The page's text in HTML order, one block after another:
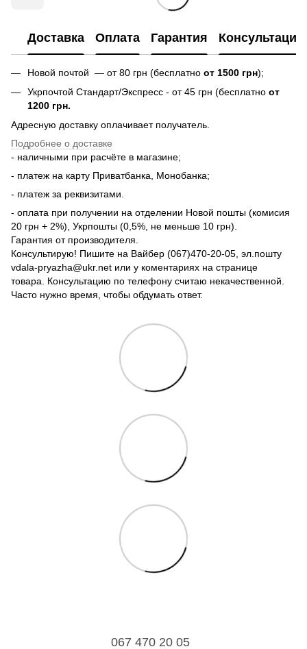
Доставка Оплата Гарантия Консультация
Новой почтой — от 80 грн (бесплатно от 1500 грн);
Укрпочтой Стандарт/Экспресс - от 45 грн (бесплатно от
1200 грн.
Адресную доставку оплачивает получатель.
Подробнее о доставке
- наличными при расчёте в магазине;
- платеж на карту Приватбанка, Монобанка;
- платеж за реквизитами.
- оплата при получении на отделении Новой пошты (комисия
20 грн + 2%), Укрпошты (0,5%, не меньше 10 грн).
Гарантия от производителя.
Консультирую! Пишите на Вайбер (067)470-20-05, эл.пошту
vdala-pryazha@ukr.net или у коментариях на странице
товара. Консультацию по телефону считаю некачественной.
Часто нужно время, чтобы обдумать ответ.
067 470 20 05